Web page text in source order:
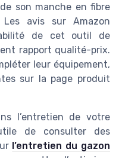
son manche en fibre
avis sur Amazon
de cet outil de
rapport qualité-prix.
leur équipement,
sur la page produit
l’entretien de votre
de consulter des
l’entretien du gazon